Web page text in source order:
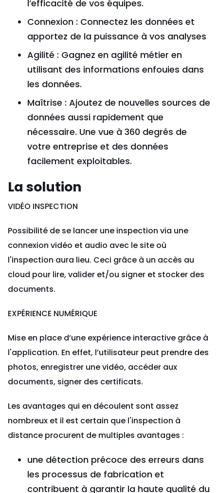
l’efficacité de vos équipes.
Connexion : Connectez les données et
apportez de la puissance à vos analyses
Agilité : Gagnez en agilité métier en
utilisant des informations enfouies dans
les données.
Maîtrise : Ajoutez de nouvelles sources de
données aussi rapidement que
nécessaire. Une vue à 360 degrés de
votre entreprise et des données
facilement exploitables.
La solution
VIDÉO INSPECTION
Possibilité de se lancer une inspection via une
connexion vidéo et audio avec le site où
l'inspection aura lieu. Ceci grâce à un accès au
cloud pour lire, valider et/ou signer et stocker des
documents.
EXPÉRIENCE NUMÉRIQUE
Mise en place d’une expérience interactive grâce à
l'application. En effet, l’utilisateur peut prendre des
photos, enregistrer une vidéo, accéder aux
documents, signer des certificats.
Les avantages qui en découlent sont assez
nombreux et il est certain que l'inspection à
distance procurent de multiples avantages :
une détection précoce des erreurs dans
les processus de fabrication et
contribuent à garantir la haute qualité du